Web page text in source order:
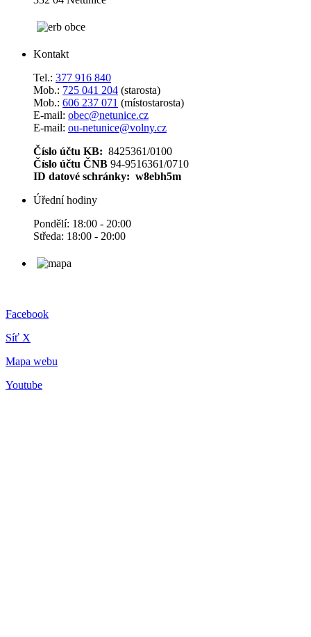
Kontakt
Tel.: 377 916 840
Mob.: 725 041 204 (starosta)
Mob.: 606 237 071 (místostarosta)
E-mail: obec@netunice.cz
E-mail: ou-netunice@volny.cz
Číslo účtu KB: 8425361/0100
Číslo účtu ČNB 94-9516361/0710
ID datové schránky: w8ebh5m
Úřední hodiny
Pondělí: 18:00 - 20:00
Středa: 18:00 - 20:00
Facebook
Síť X
Mapa webu
Youtube